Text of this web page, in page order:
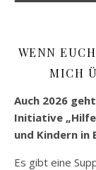
WENN
MICH
Auch 2026
Initiative „Hilfe
und Kindern in
Es gibt eine